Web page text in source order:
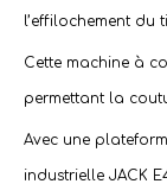
l’effilochement du
Cette machine à
permettant la
Avec une
industrielle JACK